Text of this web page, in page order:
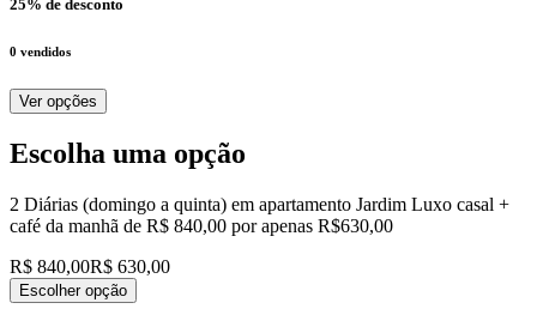
25% de desconto
0 vendidos
Ver opções
Escolha uma opção
2 Diárias (domingo a quinta) em apartamento Jardim Luxo casal +
café da manhã de R$ 840,00 por apenas R$630,00
R$ 840,00R$ 630,00
Escolher opção